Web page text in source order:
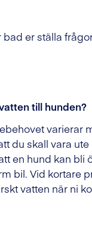
er ställa
till hunden?
varierar
du skall vara
en hund kan bli
bil. Vid kortare
vatten när ni